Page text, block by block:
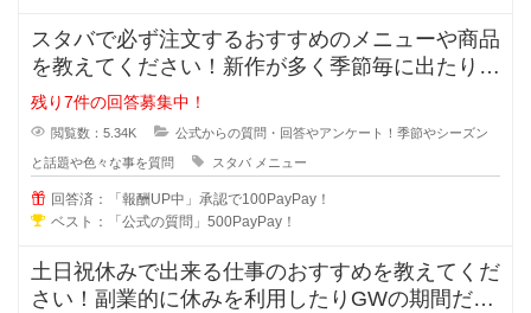
スタバで必ず注文するおすすめのメニューや商品
を教えてください！新作が多く季節毎に出たりし
ますが、スタバで定番的に注文する
残り7件の回答募集中！
閲覧数：5.34K 公式からの質問・回答やアンケート！季節やシーズン
と話題や色々な事を質問 スタバ メニュー
回答済：「報酬UP中」承認で100PayPay！
ベスト：「公式の質問」500PayPay！
土日祝休みで出来る仕事のおすすめを教えてくだ
さい！副業的に休みを利用したりGWの期間だけ